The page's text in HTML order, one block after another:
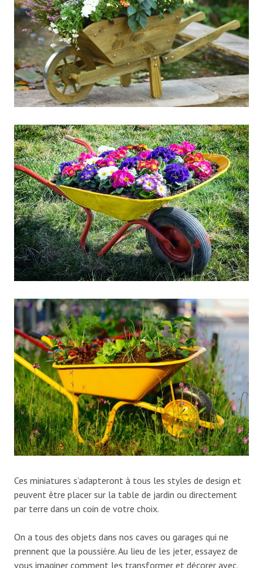
Ces miniatures s’adapteront à tous les styles de design et
peuvent être placer sur la table de jardin ou directement
par terre dans un coin de votre choix.
On a tous des objets dans nos caves ou garages qui ne
prennent que la poussière. Au lieu de les jeter, essayez de
vous imaginer comment les transformer et décorer avec.